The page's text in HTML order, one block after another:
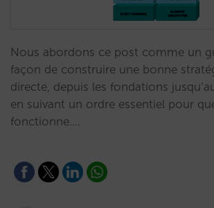
Nous abordons ce post comme un
façon de construire une bonne
directe, depuis les fondations
en suivant un ordre essentiel pour
fonctionne.…